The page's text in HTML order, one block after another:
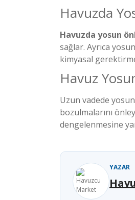
Havuzda
Havuzda yosun
sağlar. Ayrıca
kimyasal
Havuz
Uzun vadede
bozulmalarını
dengelenmesine
YAZAR